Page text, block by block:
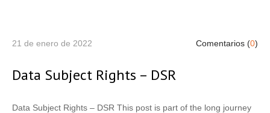
21 de enero de 2022 Comentarios (0)
Data Subject Rights – DSR
Data Subject Rights – DSR This post is part of the long journey